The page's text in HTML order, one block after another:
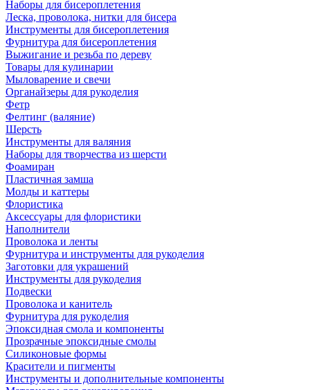
Наборы для бисероплетения
Леска, проволока, нитки для бисера
Инструменты для бисероплетения
Фурнитура для бисероплетения
Выжигание и резьба по дереву
Товары для кулинарии
Мыловарение и свечи
Органайзеры для рукоделия
Фетр
Фелтинг (валяние)
Шерсть
Инструменты для валяния
Наборы для творчества из шерсти
Фоамиран
Пластичная замша
Молды и каттеры
Флористика
Аксессуары для флористики
Наполнители
Проволока и ленты
Фурнитура и инструменты для рукоделия
Заготовки для украшений
Инструменты для рукоделия
Подвески
Проволока и канитель
Фурнитура для рукоделия
Эпоксидная смола и компоненты
Прозрачные эпоксидные смолы
Силиконовые формы
Красители и пигменты
Инструменты и дополнительные компоненты